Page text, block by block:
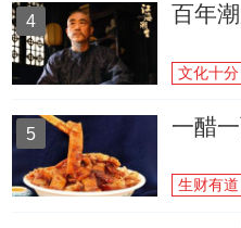
4 百年
文化十分
5 一醋
生财有道